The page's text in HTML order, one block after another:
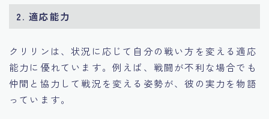
2. 適応能力
クリリンは、状況に応じて自分の戦い方を変える適応
能力に優れています。例えば、戦闘が不利な場合でも
仲間と協力して戦況を変える姿勢が、彼の実力を物語
っています。